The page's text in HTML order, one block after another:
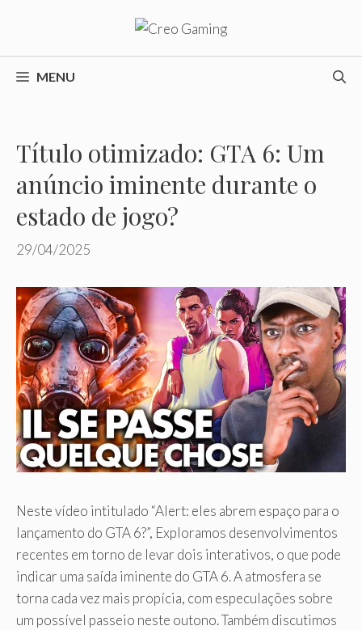
o
conteúdoMENU
Título otimizado: GTA 6: Um
anúncio iminente durante o
estado de jogo?
29/04/2025
Neste vídeo intitulado “Alert: eles abrem espaço para o
lançamento do GTA 6?”, Exploramos desenvolvimentos
recentes em torno de levar dois interativos, o que pode
indicar uma saída iminente do GTA 6. A atmosfera se
torna cada vez mais propícia, com especulações sobre
um possível passeio neste outono. Também discutimos